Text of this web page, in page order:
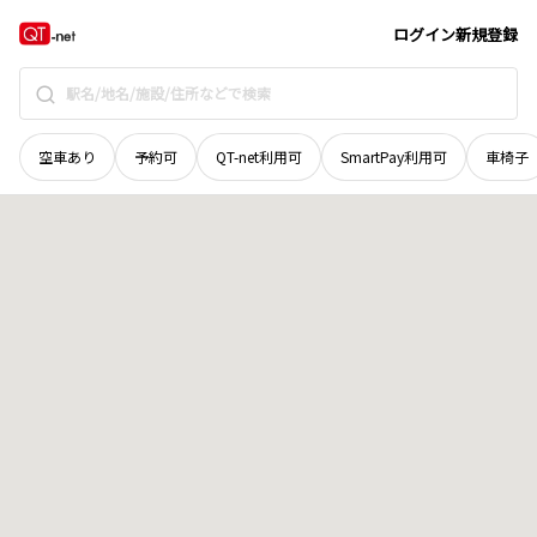
ログイン新規登録
空車あり 予約可 QT-net利用可 SmartPay利用可 車椅子
京都府